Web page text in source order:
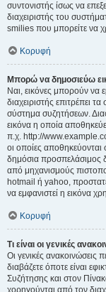
συντονιστής ίσως να
διαχειριστής του
smilies που μπορείτε να
Κορυφή
Μπορώ να δημοσιεύω
Ναι, εικόνες μπορούν να
διαχειριστής επιτρέπει
σύστημα συζητήσεων.
εικόνα η οποία
π.χ. http://
οι οποίες αποθηκεύονται
δημόσια προσπελάσιμος
από μηχανισμούς
hotmail ή yahoo,
να εμφανιστεί η εικόνα
Κορυφή
Τι είναι οι γενικές
Οι γενικές ανακοινώσεις
διαβάζετε όποτε είναι
Συζήτησης και στον
χορηγούνται από τον